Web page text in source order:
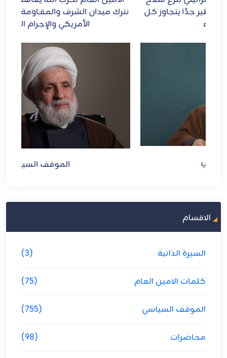
نترك ميدان الشرف والمقـاومة ومواجهة الطاغوت
الأمريكي والإجرام الصهيوني
الاقسام
السيرة الذاتية (3)
كلمات الامين العام (75)
الموقف السياسي (755)
محاضرات (98)